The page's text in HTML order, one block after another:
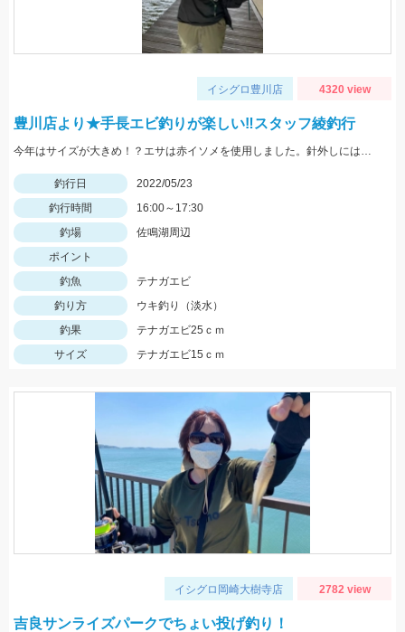
イシグロ豊川店 4320 view
豊川店より★手長エビ釣りが楽しい‼スタッフ綾釣行
今年はサイズが大きめ！？エサは赤イソメを使用しました。針外しにはフォーセップがあると鋏まれずにすみますよ！
釣行日
2022/05/23
釣行時間
16:00～17:30
釣場
佐鳴湖周辺
ポイント
釣魚
テナガエビ
釣り方
ウキ釣り（淡水）
釣果
テナガエビ25ｃｍ
サイズ
テナガエビ15ｃｍ
イシグロ岡崎大樹寺店 2782 view
吉良サンライズパークでちょい投げ釣り！